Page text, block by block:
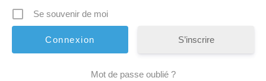
Se souvenir de moi
S’inscrire
Mot de passe oublié ?